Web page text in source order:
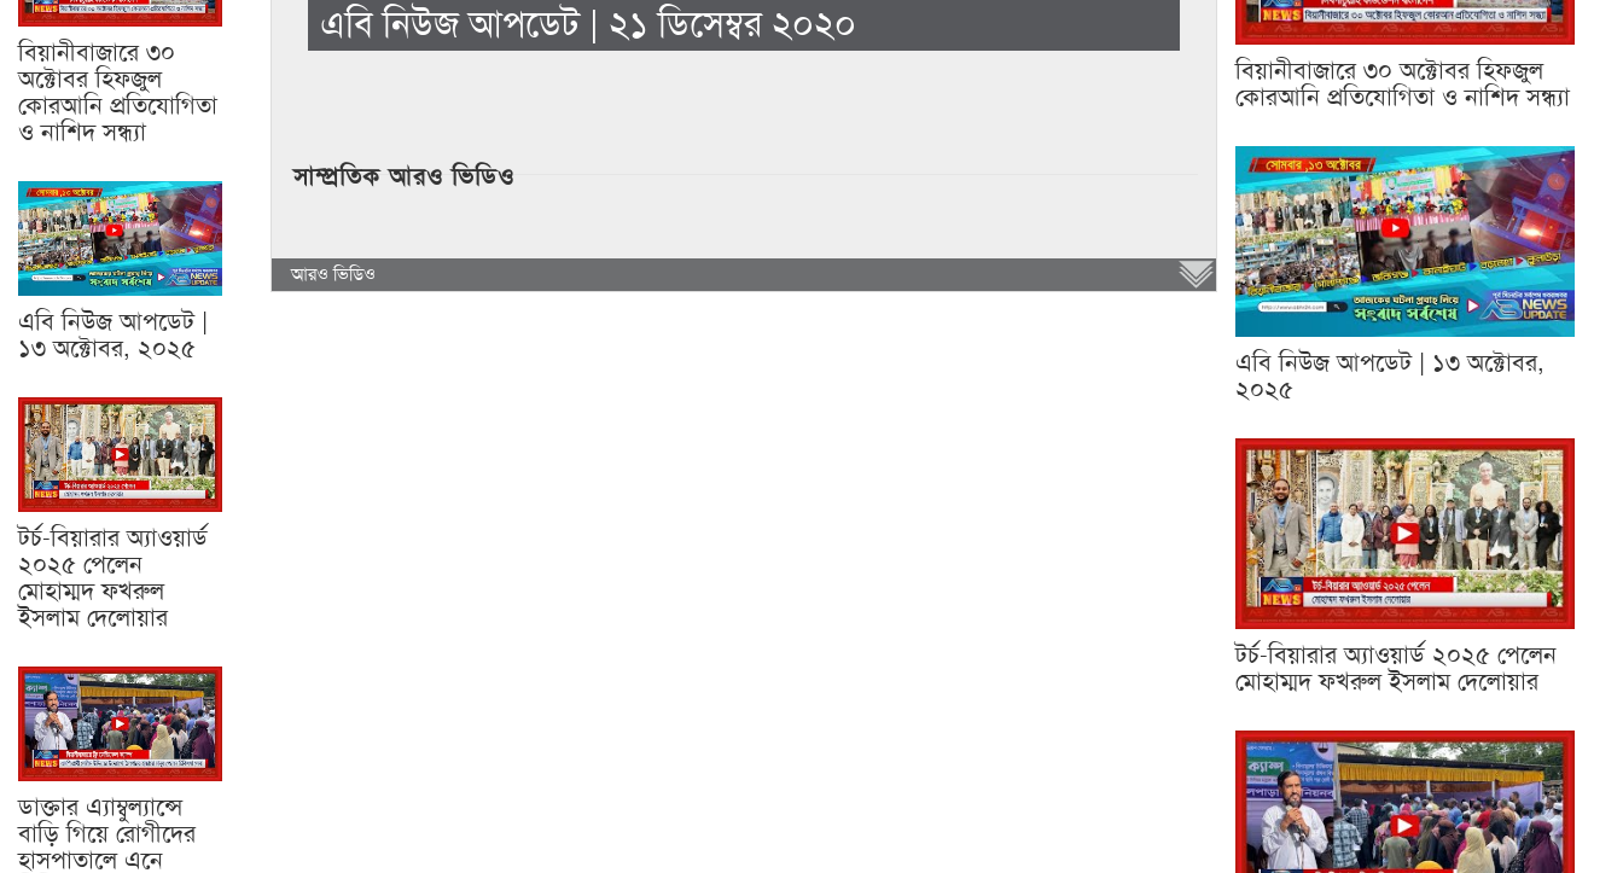
বিয়ানীবাজারে ৩০
অক্টোবর হিফজুল
কোরআনি প্রতিযোগিতা
ও নাশিদ সন্ধ্যা
এবি নিউজ আপডেট |
১৩ অক্টোবর, ২০২৫
টর্চ-বিয়ারার অ্যাওয়ার্ড
২০২৫ পেলেন
মোহাম্মদ ফখরুল
ইসলাম দেলোয়ার
ডাক্তার এ্যাম্বুল্যান্সে
বাড়ি গিয়ে রোগীদের
হাসপাতালে এনে
এবি নিউজ আপডেট | ২১ ডিসেম্বর ২০২০
সাম্প্রতিক আরও ভিডিও
আরও ভিডিও
বিয়ানীবাজারে ৩০ অক্টোবর হিফজুল
কোরআনি প্রতিযোগিতা ও নাশিদ সন্ধ্যা
এবি নিউজ আপডেট | ১৩ অক্টোবর,
২০২৫
টর্চ-বিয়ারার অ্যাওয়ার্ড ২০২৫ পেলেন
মোহাম্মদ ফখরুল ইসলাম দেলোয়ার